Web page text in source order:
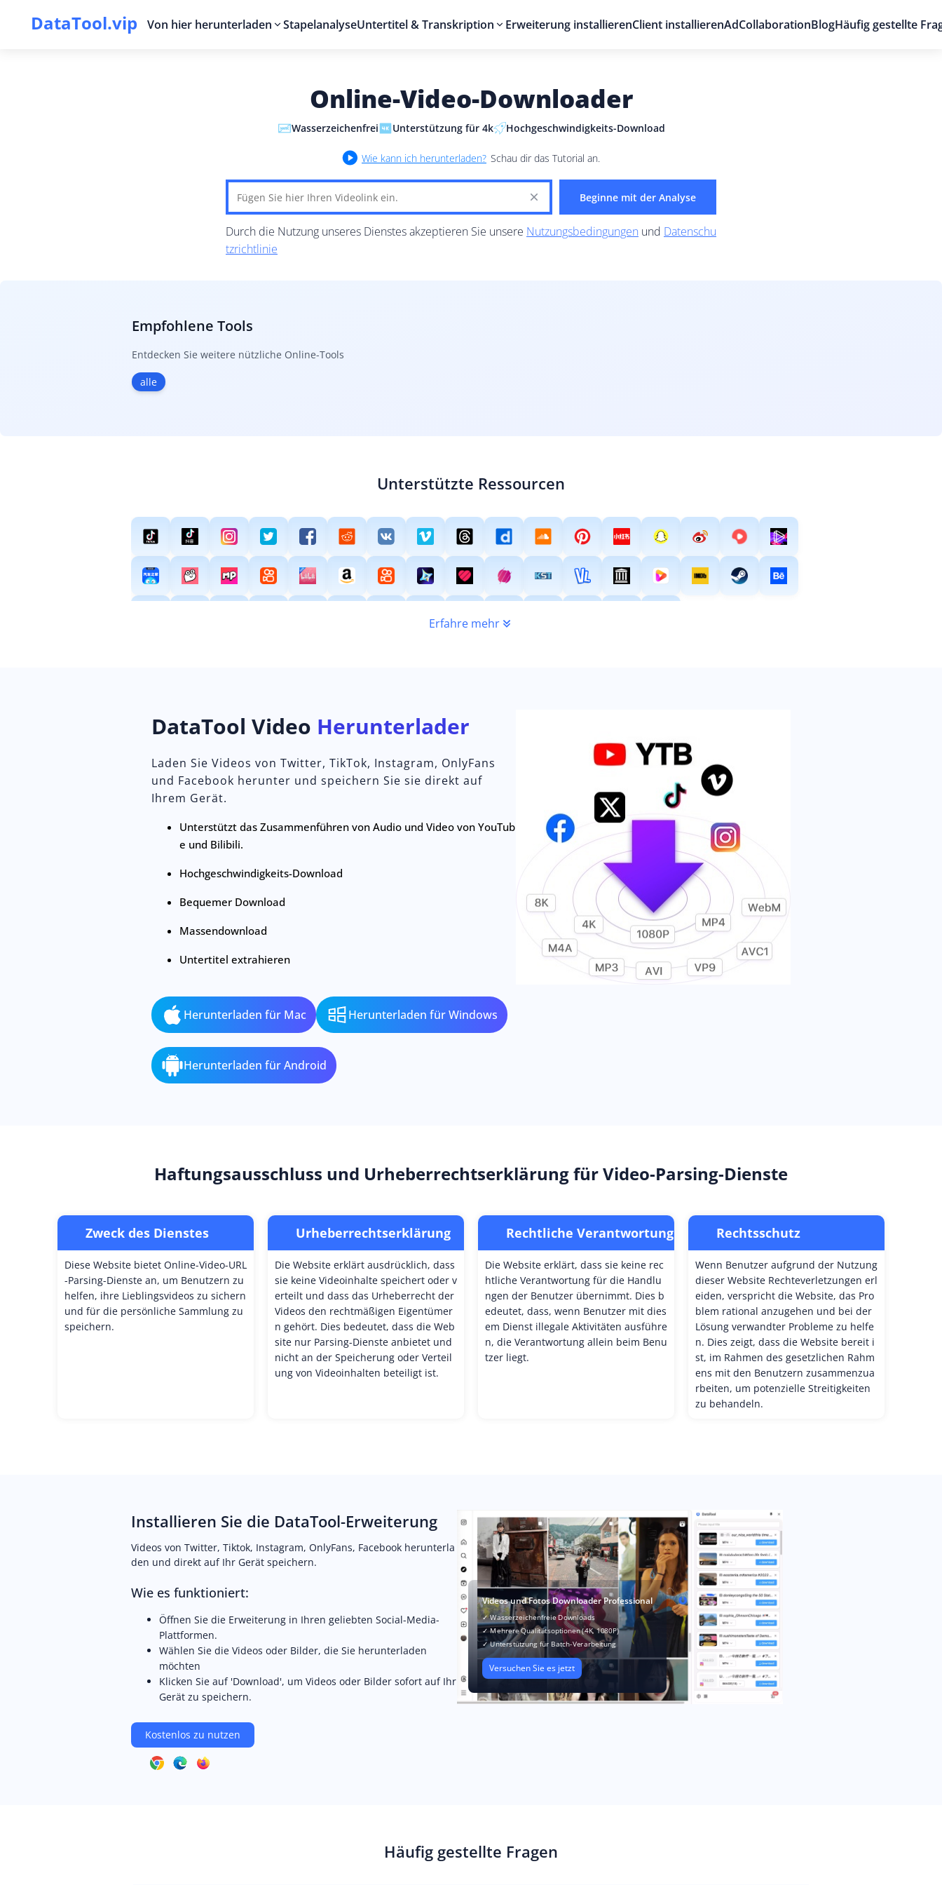
DataTool.vip Von hier herunterladen StapelanalyseUntertitel & Transkription Erweiterung installierenClient installierenAdCollaborationBlogHäufig gestellte
Online-Video-Downloader
Wasserzeichenfrei Unterstützung für 4k Hochgeschwindigkeits-Download
Wie kann ich herunterladen? Schau dir das Tutorial an.
Beginne mit der Analyse
Durch die Nutzung unseres Dienstes akzeptieren Sie unsere Nutzungsbedingungen und Datenschu
tzrichtlinie
Empfohlene Tools
Entdecken Sie weitere nützliche Online-Tools
alle
Unterstützte Ressourcen
Erfahre mehr
DataTool Video Herunterlader
Laden Sie Videos von Twitter, TikTok, Instagram, OnlyFans
und Facebook herunter und speichern Sie sie direkt auf
Ihrem Gerät.
Unterstützt das Zusammenführen von Audio und Video von YouTub
e und Bilibili.
Hochgeschwindigkeits-Download
Bequemer Download
Massendownload
Untertitel extrahieren
Herunterladen für Mac Herunterladen für Windows
Herunterladen für Android
Haftungsausschluss und Urheberrechtserklärung für Video-Parsing-Dienste
Zweck des Dienstes
Diese Website bietet Online-Video-URL
-Parsing-Dienste an, um Benutzern zu
helfen, ihre Lieblingsvideos zu sichern
und für die persönliche Sammlung zu
speichern.
Urheberrechtserklärung
Die Website erklärt ausdrücklich, dass
sie keine Videoinhalte speichert oder v
erteilt und dass das Urheberrecht der
Videos den rechtmäßigen Eigentümer
n gehört. Dies bedeutet, dass die Web
site nur Parsing-Dienste anbietet und
nicht an der Speicherung oder Verteil
ung von Videoinhalten beteiligt ist.
Rechtliche Verantwortung
Die Website erklärt, dass sie keine rec
htliche Verantwortung für die Handlu
ngen der Benutzer übernimmt. Dies b
edeutet, dass, wenn Benutzer mit dies
em Dienst illegale Aktivitäten ausführe
n, die Verantwortung allein beim Benu
tzer liegt.
Rechtsschutz
Wenn Benutzer aufgrund der Nutzung
dieser Website Rechteverletzungen erl
eiden, verspricht die Website, das Pro
blem rational anzugehen und bei der
Lösung verwandter Probleme zu helfe
n. Dies zeigt, dass die Website bereit i
st, im Rahmen des gesetzlichen Rahm
ens mit den Benutzern zusammenzua
rbeiten, um potenzielle Streitigkeiten
zu behandeln.
Installieren Sie die DataTool-Erweiterung
Videos von Twitter, Tiktok, Instagram, OnlyFans, Facebook herunterla
den und direkt auf Ihr Gerät speichern.
Wie es funktioniert:
Öffnen Sie die Erweiterung in Ihren geliebten Social-Media-
Plattformen.
Wählen Sie die Videos oder Bilder, die Sie herunterladen
möchten
Klicken Sie auf 'Download', um Videos oder Bilder sofort auf Ihr
Gerät zu speichern.
Kostenlos zu nutzen
Videos und Fotos Downloader Professional
✓ Wasserzeichenfreie Downloads
✓ Mehrere Qualitätsoptionen (4K, 1080P)
✓ Unterstützung für Batch-Verarbeitung
Versuchen Sie es jetzt
Häufig gestellte Fragen